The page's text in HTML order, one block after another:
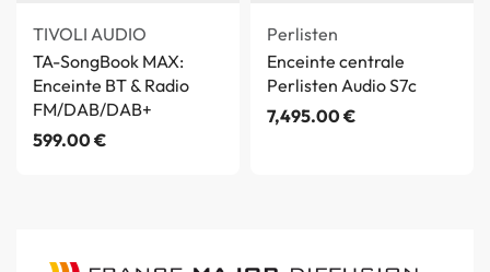
TIVOLI AUDIO
TA-SongBook MAX:
Enceinte BT & Radio
FM/DAB/DAB+
599.00€
Perlisten
Enceinte centrale
Perlisten Audio S7c
7,495.00€